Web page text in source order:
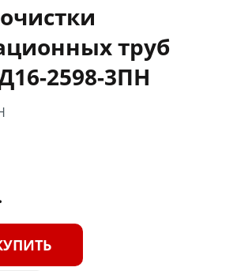
труб
2598-3ПН